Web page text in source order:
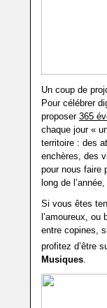
Un coup de
Pour célébrer
proposer 365
chaque jour «
territoire : des
enchères, des
pour nous faire
long de
Si vous êtes
l’amoureux,
entre copines,
profitez d’être
Musiques.